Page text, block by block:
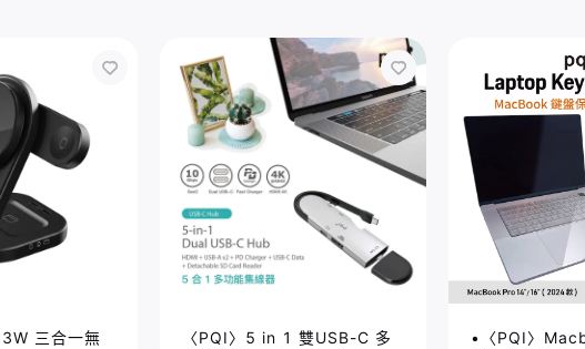
三合一無
〈PQI〉5 in 1 雙USB-C 多
•〈PQI〉